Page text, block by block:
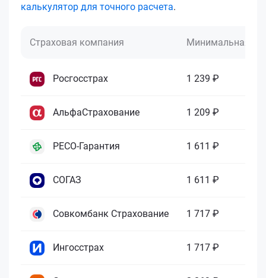
калькулятор для точного расчета.
Страховая компания Минимальная
Росгосстрах 1 239 ₽
АльфаСтрахование 1 209 ₽
РЕСО-Гарантия 1 611 ₽
СОГАЗ 1 611 ₽
Совкомбанк Страхование 1 717 ₽
Ингосстрах 1 717 ₽